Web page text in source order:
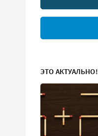
ЭТО АКТУАЛЬНО!